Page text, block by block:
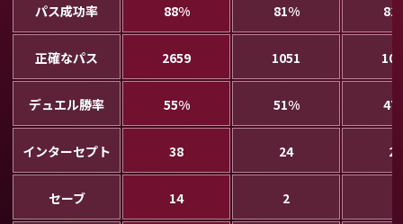
パス成功率 88% 81%
正確なパス 2659 1051
デュエル勝率 55% 51%
インターセプト 38 24 28
セーブ 14 2